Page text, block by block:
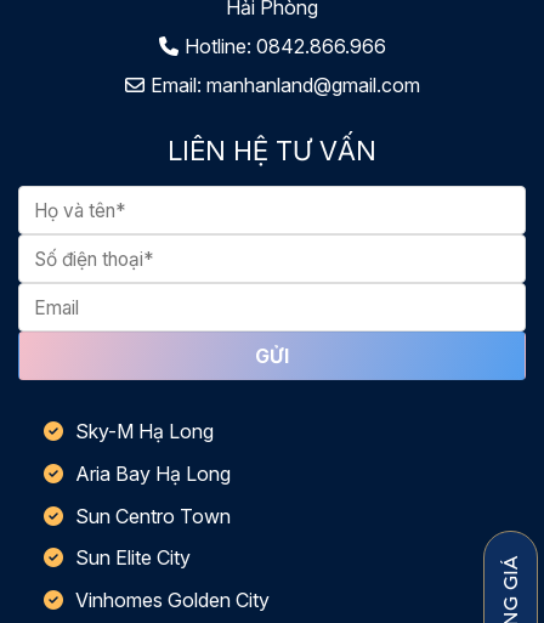
Hải Phòng
Hotline: 0842.866.966
Email: manhanland@gmail.com
LIÊN HỆ TƯ VẤN
Sky-M Hạ Long
Aria Bay Hạ Long
Sun Centro Town
Sun Elite City
Vinhomes Golden City